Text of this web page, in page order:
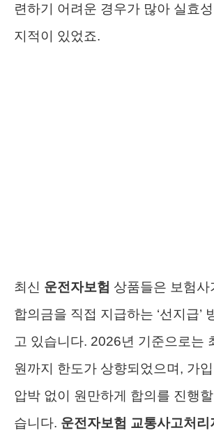
련하기 어려운 경우가 많아 실효
지적이 있었죠.
최신 운전자보험 상품들은 보험사
합의금을 직접 지급하는 ‘선지급’
고 있습니다. 2026년 기준으로는
원까지 한도가 상향되었으며, 가
압박 없이 원만하게 합의를 진행
습니다. 운전자보험 교통사고처리